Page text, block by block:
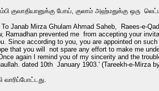
குவாதியானுக்கு போய், குலாம் அஹ்மதுக்கு ஒரு
Janab Mirza Ghulam Ahmad Saheb, Raees-e-
Ramadhan prevented me from accepting your
Since according to you, you are appointed on
that you will not spare any effort to make me
again I remind you of my sincerity and the
dated 10th January 1903.' (Tareekh-e-Mirza
வாரிப்போட்டது.